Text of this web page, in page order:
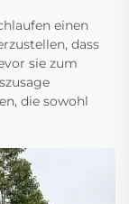
einen
dass
sie zum
die sowohl